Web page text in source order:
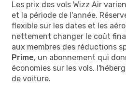
Les prix des vols Wizz Air
et la période de l'année.
flexible sur les dates et les
nettement changer le coût
aux membres des réductions
Prime, un abonnement qui
économies sur les vols,
de voiture.